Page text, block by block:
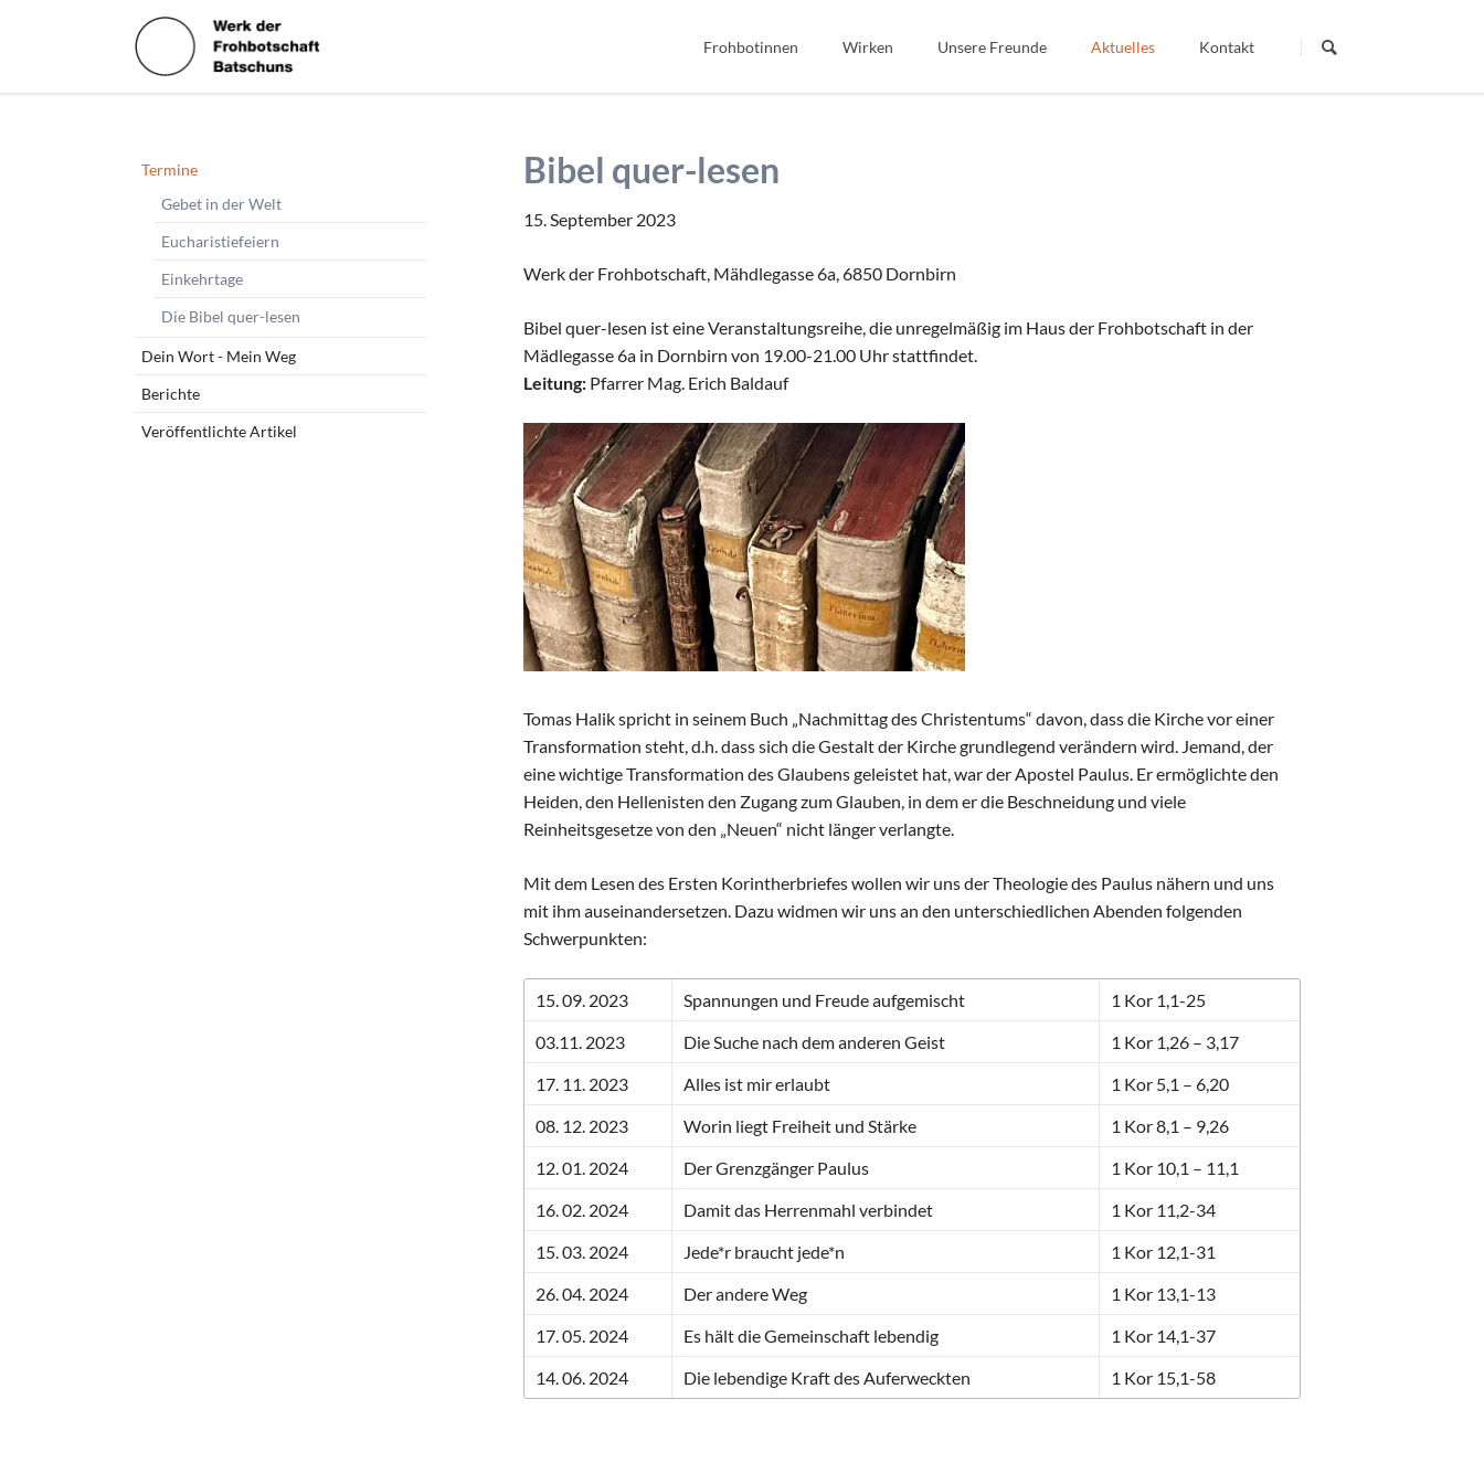
überspringen
Frohbotinnen
Wir Frohbotinnen
Wirken
Interkulturell/Interreligiös
Unsere Freunde Aktuelles Kontakt
Bibel quer-lesen
15. September 2023
Werk der Frohbotschaft, Mähdlegasse 6a, 6850 Dornbirn
Bibel quer-lesen ist eine Veranstaltungsreihe, die unregelmäßig im Haus der Frohbotschaft in der
Mädlegasse 6a in Dornbirn von 19.00-21.00 Uhr stattfindet.
Leitung: Pfarrer Mag. Erich Baldauf
Tomas Halik spricht in seinem Buch „Nachmittag des Christentums“ davon, dass die Kirche vor einer
Transformation steht, d.h. dass sich die Gestalt der Kirche grundlegend verändern wird. Jemand, der
eine wichtige Transformation des Glaubens geleistet hat, war der Apostel Paulus. Er ermöglichte den
Heiden, den Hellenisten den Zugang zum Glauben, in dem er die Beschneidung und viele
Reinheitsgesetze von den „Neuen“ nicht länger verlangte.
Mit dem Lesen des Ersten Korintherbriefes wollen wir uns der Theologie des Paulus nähern und uns
mit ihm auseinandersetzen. Dazu widmen wir uns an den unterschiedlichen Abenden folgenden
Schwerpunkten:
15. 09. 2023 Spannungen und Freude aufgemischt
1 Kor 1,1-25
03.11. 2023
Die Suche nach dem anderen Geist
1 Kor 1,26 – 3,17
17. 11. 2023
Alles ist mir erlaubt
1 Kor 5,1 – 6,20
08. 12. 2023
Worin liegt Freiheit und Stärke
1 Kor 8,1 – 9,26
12. 01. 2024
Der Grenzgänger Paulus
1 Kor 10,1 – 11,1
16. 02. 2024
Damit das Herrenmahl verbindet
1 Kor 11,2-34
15. 03. 2024
Jede*r braucht jede*n
1 Kor 12,1-31
26. 04. 2024
Der andere Weg
1 Kor 13,1-13
17. 05. 2024
Es hält die Gemeinschaft lebendig
1 Kor 14,1-37
14. 06. 2024
Die lebendige Kraft des Auferweckten 1 Kor 15,1-58
Navigation
Termine
Gebet in der Welt
Eucharistiefeiern
Einkehrtage
Die Bibel quer-lesen
Dein Wort - Mein Weg
Berichte
Veröffentlichte Artikel